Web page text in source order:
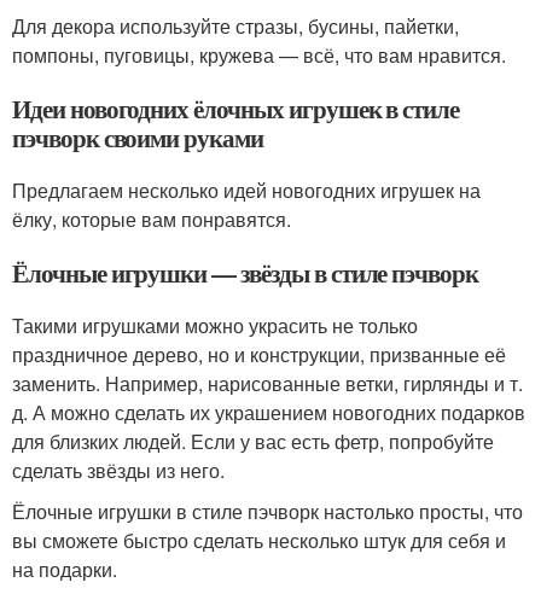
Для декора используйте стразы, бусины, пайетки,
помпоны, пуговицы, кружева — всё, что вам нравится.
Идеи новогодних ёлочных игрушек в стиле
пэчворк своими руками
Предлагаем несколько идей новогодних игрушек на
ёлку, которые вам понравятся.
Ёлочные игрушки — звёзды в стиле пэчворк
Такими игрушками можно украсить не только
праздничное дерево, но и конструкции, призванные её
заменить. Например, нарисованные ветки, гирлянды и т.
д. А можно сделать их украшением новогодних подарков
для близких людей. Если у вас есть фетр, попробуйте
сделать звёзды из него.
Ёлочные игрушки в стиле пэчворк настолько просты, что
вы сможете быстро сделать несколько штук для себя и
на подарки.